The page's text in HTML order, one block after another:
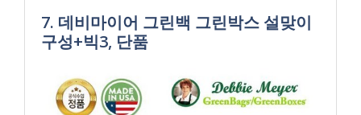
7. 데비마이어 그린백 그린박스 설맞이
구성+빅3, 단품